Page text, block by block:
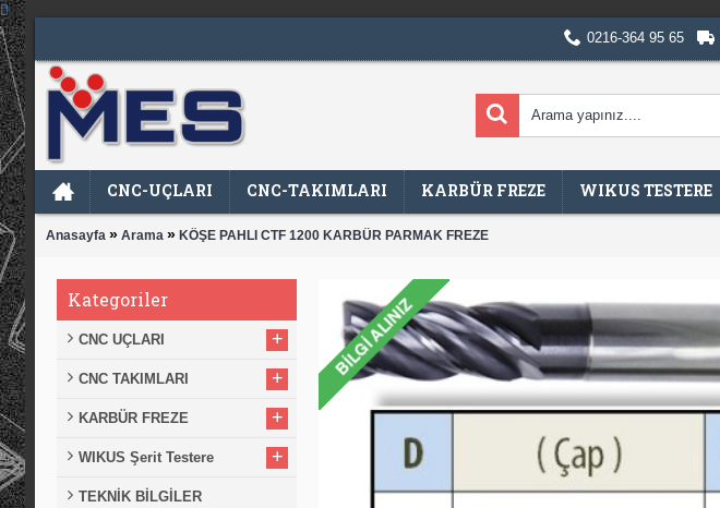
0216-364 95 65
CNC-UÇLARI CNC-TAKIMLARI KARBÜR FREZE WIKUS TESTERE
Anasayfa » Arama » KÖŞE PAHLI CTF 1200 KARBÜR PARMAK FREZE
Kategoriler
CNC UÇLARI +
CNC TAKIMLARI +
KARBÜR FREZE +
WIKUS Şerit Testere +
TEKNİK BİLGİLER